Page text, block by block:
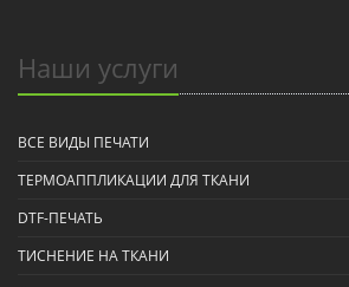
Наши услуги
ВСЕ ВИДЫ ПЕЧАТИ
ТЕРМОАППЛИКАЦИИ ДЛЯ ТКАНИ
DTF-ПЕЧАТЬ
ТИСНЕНИЕ НА ТКАНИ